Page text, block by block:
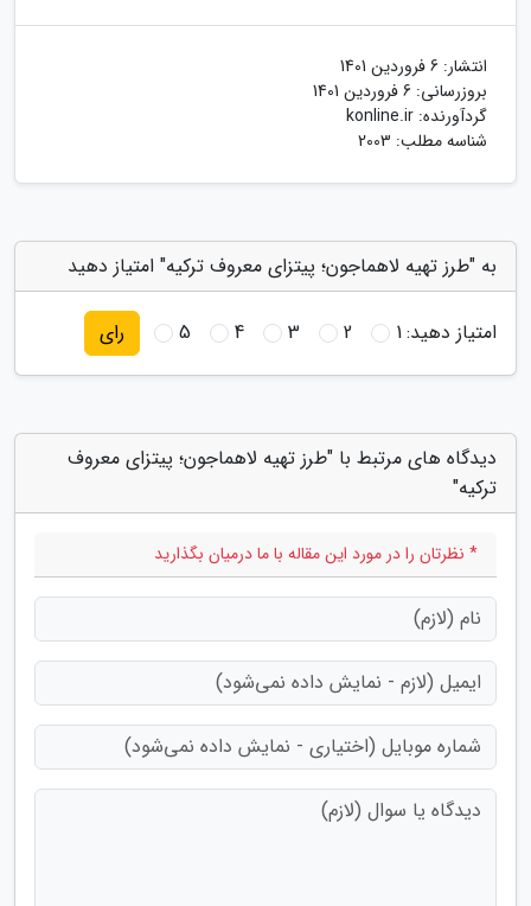
انتشار: 6 فروردین 1401
بروزرسانی: 6 فروردین 1401
گردآورنده: konline.ir
شناسه مطلب: 2003
به "طرز تهیه لاهماجون؛ پیتزای معروف ترکیه" امتیاز دهید
امتیاز دهید:1
2
3
4
5 رای
دیدگاه های مرتبط با "طرز تهیه لاهماجون؛ پیتزای معروف
ترکیه"
* نظرتان را در مورد این مقاله با ما درمیان بگذارید